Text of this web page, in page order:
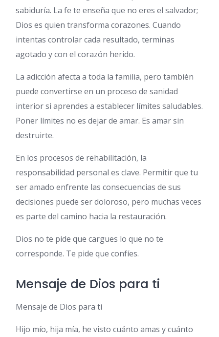
sabiduría. La fe te enseña que no eres el salvador;
Dios es quien transforma corazones. Cuando
intentas controlar cada resultado, terminas
agotado y con el corazón herido.
La adicción afecta a toda la familia, pero también
puede convertirse en un proceso de sanidad
interior si aprendes a establecer límites saludables.
Poner límites no es dejar de amar. Es amar sin
destruirte.
En los procesos de rehabilitación, la
responsabilidad personal es clave. Permitir que tu
ser amado enfrente las consecuencias de sus
decisiones puede ser doloroso, pero muchas veces
es parte del camino hacia la restauración.
Dios no te pide que cargues lo que no te
corresponde. Te pide que confíes.
Mensaje de Dios para ti
Mensaje de Dios para ti
Hijo mío, hija mía, he visto cuánto amas y cuánto